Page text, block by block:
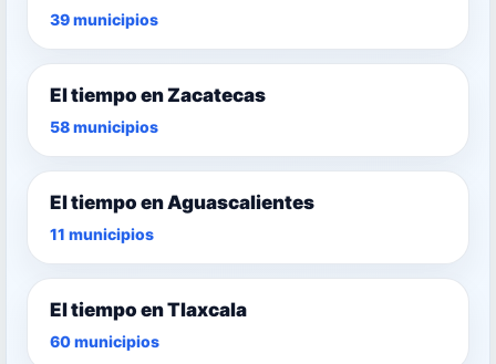
39 municipios
El tiempo en Zacatecas
58 municipios
El tiempo en Aguascalientes
11 municipios
El tiempo en Tlaxcala
60 municipios